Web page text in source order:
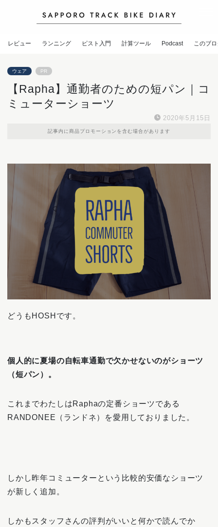
レビュー ランニング ピスト入門 計算ツール Podcast このブ
ウェア PR
【Rapha】通勤者のための短パン｜コ
ミューターショーツ
2020年5月15日
記事内に商品プロモーションを含む場合があります
どうもHOSHです。
個人的に夏場の自転車通勤で欠かせないのがショーツ
（短パン）。
これまでわたしはRaphaの定番ショーツである
RANDONEE（ランドネ）を愛用しておりました。
しかし昨年コミューターという比較的安価なショーツ
が新しく追加。
しかもスタッフさんの評判がいいと何かで読んでか